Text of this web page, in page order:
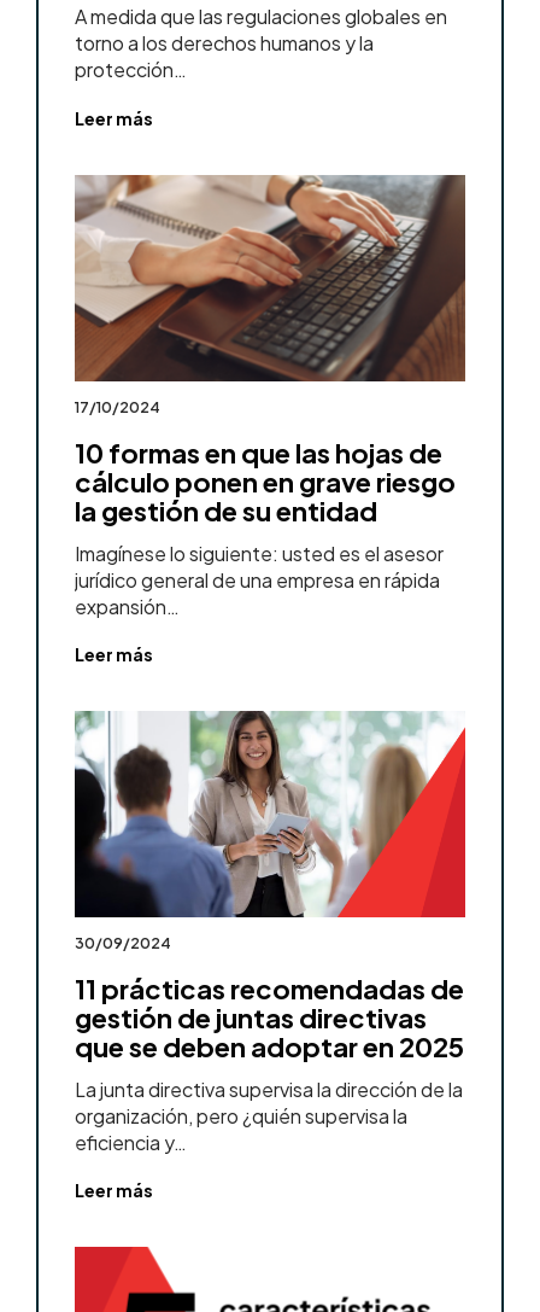
A medida que las regulaciones globales en
torno a los derechos humanos y la
protección…
Leer más
17/10/2024
10 formas en que las hojas de
cálculo ponen en grave riesgo
la gestión de su entidad
Imagínese lo siguiente: usted es el asesor
jurídico general de una empresa en rápida
expansión…
Leer más
30/09/2024
11 prácticas recomendadas de
gestión de juntas directivas
que se deben adoptar en 2025
La junta directiva supervisa la dirección de la
organización, pero ¿quién supervisa la
eficiencia y…
Leer más